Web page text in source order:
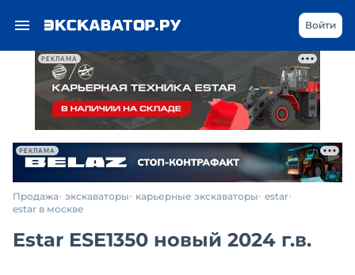
РЕКЛАМА
Войти
РЕКЛАМА
Продажа экскаваторы карьерные экскаваторы estar
estar в москве
Estar ESE1350 новый 2024 г.в.